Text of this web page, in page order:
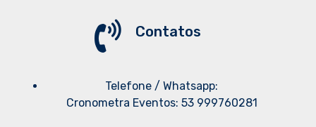
Contatos
Telefone / Whatsapp:
Cronometra Eventos: 53 999760281